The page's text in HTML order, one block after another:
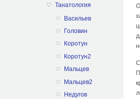
Танатология
Васильев
Головин
Коротун
Коротун2
Мальцев
Мальцев2
Недугов